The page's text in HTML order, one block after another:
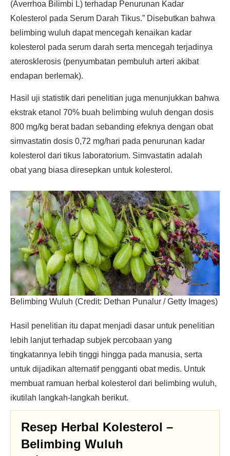
(Averrhoa Bilimbi L) terhadap Penurunan Kadar
Kolesterol pada Serum Darah Tikus.” Disebutkan bahwa
belimbing wuluh dapat mencegah kenaikan kadar
kolesterol pada serum darah serta mencegah terjadinya
aterosklerosis (penyumbatan pembuluh arteri akibat
endapan berlemak).
Hasil uji statistik dari penelitian juga menunjukkan bahwa
ekstrak etanol 70% buah belimbing wuluh dengan dosis
800 mg/kg berat badan sebanding efeknya dengan obat
simvastatin dosis 0,72 mg/hari pada penurunan kadar
kolesterol dari tikus laboratorium. Simvastatin adalah
obat yang biasa diresepkan untuk kolesterol.
Belimbing Wuluh (Credit: Dethan Punalur / Getty Images)
Hasil penelitian itu dapat menjadi dasar untuk penelitian
lebih lanjut terhadap subjek percobaan yang
tingkatannya lebih tinggi hingga pada manusia, serta
untuk dijadikan alternatif pengganti obat medis. Untuk
membuat ramuan herbal kolesterol dari belimbing wuluh,
ikutilah langkah-langkah berikut.
Resep Herbal Kolesterol –
Belimbing Wuluh